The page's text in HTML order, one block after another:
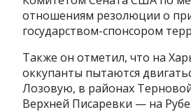
отношениям резолюции о
государством-спонсором
Также он отметил, что на
оккупанты пытаются
Лозовую, в районах
Верхней Писаревки — на